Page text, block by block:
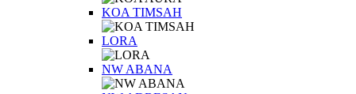
KOA TIMSAH
LORA
NW ABANA